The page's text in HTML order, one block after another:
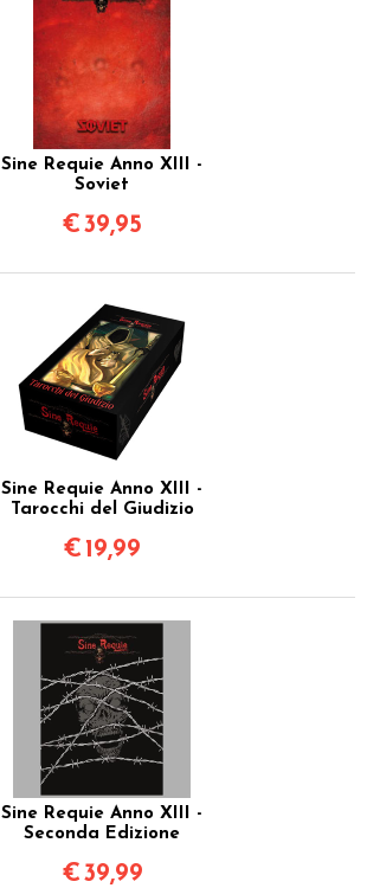
Sine Requie Anno XIII -
Soviet
€39,95
Sine Requie Anno XIII -
Tarocchi del Giudizio
€ 19,99
Sine Requie Anno XIII -
Seconda Edizione
€39,99